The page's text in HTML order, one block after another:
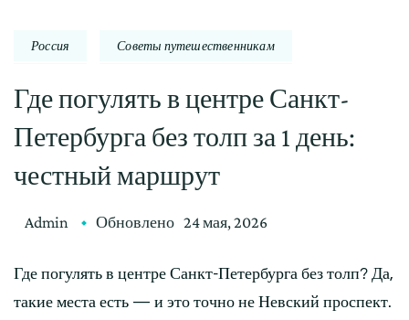
Россия Советы путешественникам
Где погулять в центре Санкт-
Петербурга без толп за 1 день:
честный маршрут
Admin Обновлено 24 мая, 2026
Где погулять в центре Санкт-Петербурга без толп? Да,
такие места есть — и это точно не Невский проспект.